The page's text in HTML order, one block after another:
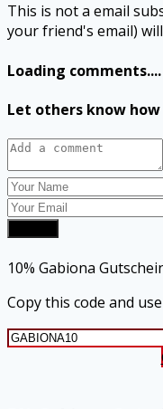
This is not a email
your friend's email)
Loading comments....
Let others know how
10% Gabiona
Copy this code and